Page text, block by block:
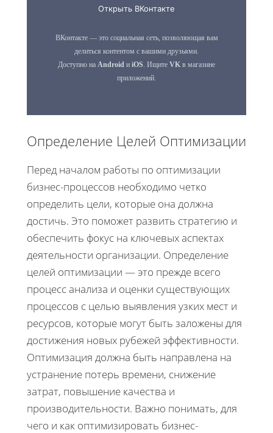
Определение Целей Оптимизации
Перед началом работы по оптимизации
бизнес-процессов необходимо четко
определить цели, которые она должна
достичь. Это поможет развить стратегию и
обеспечить фокус на ключевых аспектах
деятельности организации. Определение
целей оптимизации — это прежде всего
процесс анализа и оценки существующих
процессов с целью выявления узких мест и
ресурсов, которые могут быть заложены для
достижения новых рубежей эффективности.
Оптимизация должна быть направлена на
устранение потерь времени, снижение
затрат, повышение качества и
производительности. Важно понимать, для
чего и как оптимизировать бизнес-